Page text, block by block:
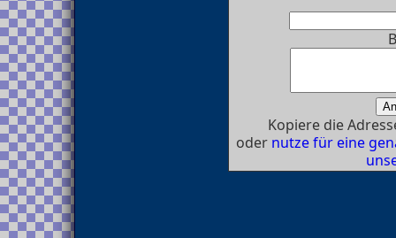
Kopiere die
oder nutze für eine